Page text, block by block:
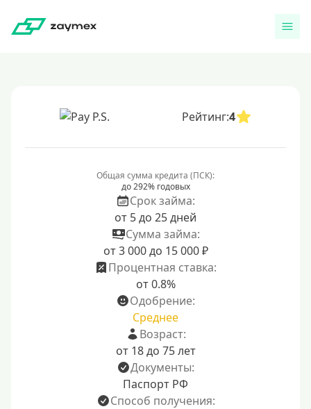
Рейтинг:4
Общая сумма кредита (ПСК):
до 292% годовых
Срок займа:
от 5 до 25 дней
Сумма займа:
от 3 000 до 15 000 ₽
Процентная ставка:
от 0.8%
Одобрение:
Среднее
Возраст:
от 18 до 75 лет
Документы:
Паспорт РФ
Способ получения: